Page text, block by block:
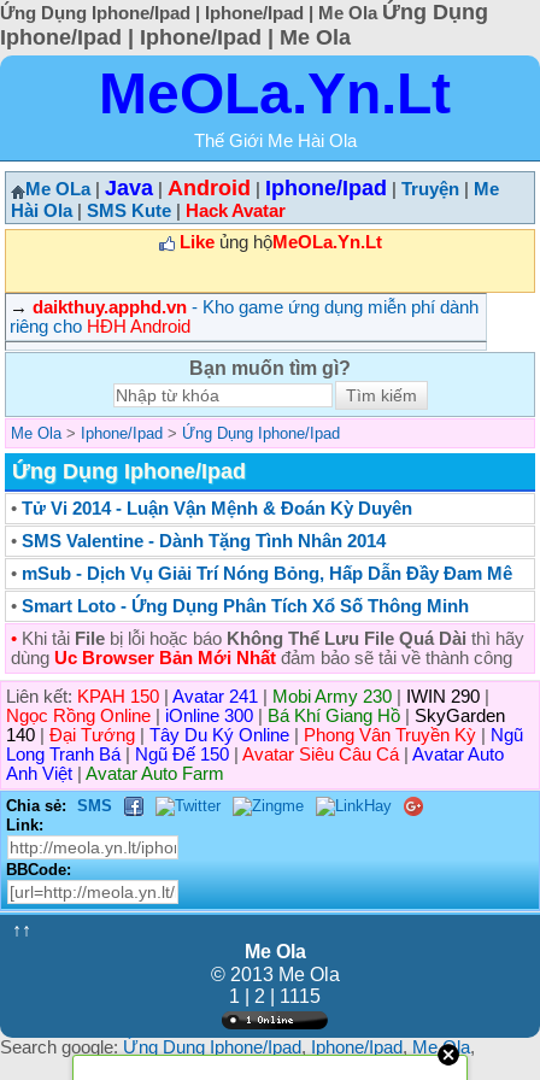
Ứng Dụng Iphone/Ipad | Iphone/Ipad | Me Ola Ứng Dụng
Iphone/Ipad | Iphone/Ipad | Me Ola
MeOLa.Yn.Lt
Thế Giới Me Hài Ola
Me OLa| Java Android Iphone/Ipad Truyện
Me
Hài Ola| SMS Kute
Hack Avatar
Likeủng hộMeOLa.Yn.Lt
→ daikthuy.apphd.vn - Kho game ứng dụng miễn phí dành
riêng cho HĐH Android
Bạn muốn tìm gì?
Me Ola > Iphone/Ipad > Ứng Dụng Iphone/Ipad
Ứng Dụng Iphone/Ipad
• Tử Vi 2014 - Luận Vận Mệnh & Đoán Kỳ Duyên
• SMS Valentine - Dành Tặng Tình Nhân 2014
• mSub - Dịch Vụ Giải Trí Nóng Bỏng, Hấp Dẫn Đầy Đam Mê
• Smart Loto - Ứng Dụng Phân Tích Xổ Số Thông Minh
• Khi tải File bị lỗi hoặc báo Không Thể Lưu File Quá Dài thì hãy
dùng Uc Browser Bản Mới Nhất đảm bảo sẽ tải về thành công
Liên kết: KPAH 150 Avatar 241 Mobi Army 230 IWIN 290
Ngọc Rồng Online
iOnline 300 Bá Khí Giang Hồ
SkyGarden
140
Đại Tướng Tây Du Ký Online Phong Vân Truyền Kỳ
Ngũ
Long Tranh Bá
Ngũ Đế 150 Avatar Siêu Câu Cá
Avatar Auto
Anh Việt
Avatar Auto Farm
Chia sẻ:
SMS
Link:
BBCode:
↑↑
Me Ola
© 2013 Me Ola
1 | 2 | 1115
Search google: Ứng Dụng Iphone/Ipad, Iphone/Ipad, Me Ola,